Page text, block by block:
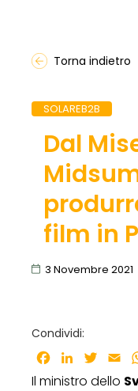
Torna indietro
SOLAREB2B
Dal
film in
3 Novembre 2021
Condividi:
Facebook
LinkedIn
Il ministro dello